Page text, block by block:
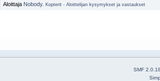
Aloittaja Nobody. Kopterit - Aloittelijan kysymykset ja vastaukset
SMF